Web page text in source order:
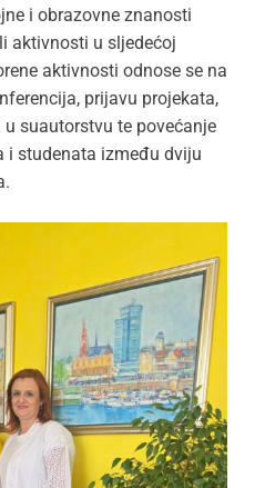
i obrazovne znanosti
aktivnosti u sljedećoj
aktivnosti odnose se na
prijavu projekata,
suautorstvu te povećanje
i studenata između dviju